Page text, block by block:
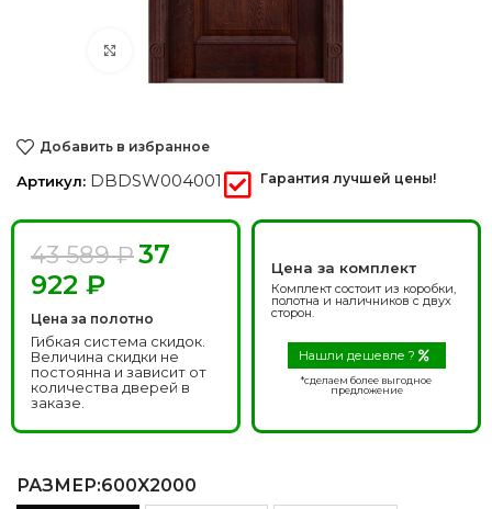
Нажмите, чтобы увеличить
Добавить в избранное
Артикул: DBDSW004001 Гарантия лучшей цены!
43 589₽37
922 ₽
Цена за полотно
Гибкая система скидок.
Величина скидки не
постоянна и зависит от
количества дверей в
заказе.
Цена за комплект
Комплект состоит из коробки,
полотна и наличников с двух
сторон.
Нашли дешевле ?
*сделаем более выгодное
предложение
РАЗМЕР:600X2000